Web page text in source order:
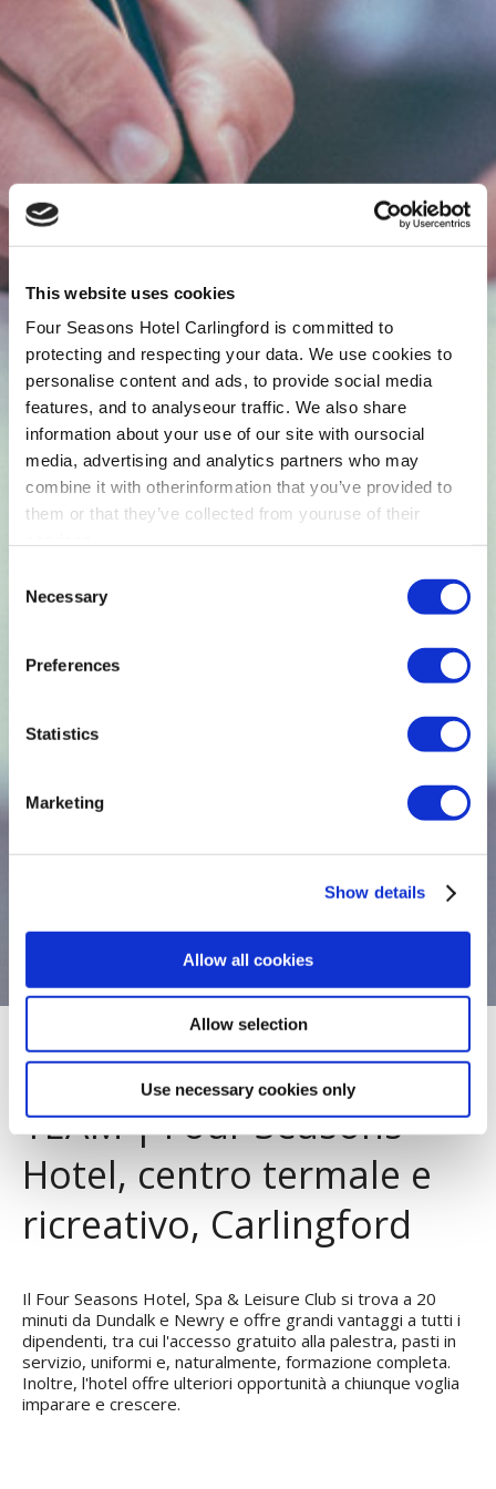
This website uses cookies
Four Seasons Hotel Carlingford is committed to
protecting and respecting your data. We use cookies to
personalise content and ads, to provide social media
features, and to analyseour traffic. We also share
information about your use of our site with oursocial
media, advertising and analytics partners who may
combine it with otherinformation that you’ve provided to
them or that they’ve collected from youruse of their
Selection
Necessary
Preferences
Statistics
Marketing
Show details
Allow all cookies
Allow selection
Use necessary cookies only
UNISCITI AL NOSTRO
TEAM | Four Seasons
Hotel, centro termale e
ricreativo, Carlingford
Il Four Seasons Hotel, Spa & Leisure Club si trova a 20
minuti da Dundalk e Newry e offre grandi vantaggi a tutti i
dipendenti, tra cui l'accesso gratuito alla palestra, pasti in
servizio, uniformi e, naturalmente, formazione completa.
Inoltre, l'hotel offre ulteriori opportunità a chiunque voglia
imparare e crescere.